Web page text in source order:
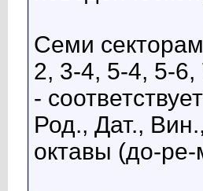
Семи
2, 3-4, 5-4, 5-
-
Род., Дат.,
октавы (до-